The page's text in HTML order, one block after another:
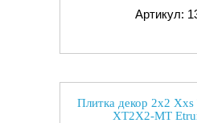
Артикул:
Плитка декор 2x2 Xxs
XT2X2-MT